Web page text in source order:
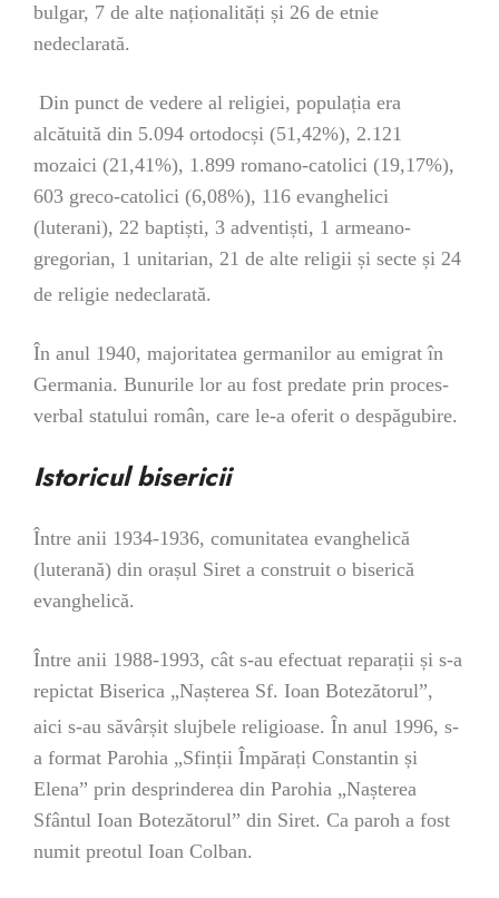
bulgar, 7 de alte naționalități și 26 de etnie
nedeclarată.
Din punct de vedere al religiei, populația era
alcătuită din 5.094 ortodocși (51,42%), 2.121
mozaici (21,41%), 1.899 romano-catolici (19,17%),
603 greco-catolici (6,08%), 116 evanghelici
(luterani), 22 baptiști, 3 adventiști, 1 armeano-
gregorian, 1 unitarian, 21 de alte religii și secte și 24
de religie nedeclarată.
În anul 1940, majoritatea germanilor au emigrat în
Germania. Bunurile lor au fost predate prin proces-
verbal statului român, care le-a oferit o despăgubire.
Istoricul bisericii
Între anii 1934-1936, comunitatea evanghelică
(luterană) din orașul Siret a construit o biserică
evanghelică.
Între anii 1988-1993, cât s-au efectuat reparații și s-a
repictat Biserica „Nașterea Sf. Ioan Botezătorul”,
aici s-au săvârșit slujbele religioase. În anul 1996, s-
a format Parohia „Sfinții Împărați Constantin și
Elena” prin desprinderea din Parohia „Nașterea
Sfântul Ioan Botezătorul” din Siret. Ca paroh a fost
numit preotul Ioan Colban.